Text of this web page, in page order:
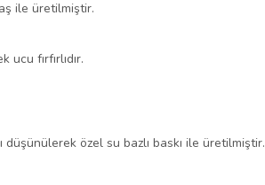
ile üretilmiştir.
fırfırlıdır.
özel su bazlı baskı ile üretilmiştir.